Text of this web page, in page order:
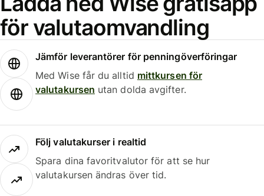
för valutaomvandling
Jämför leverantörer för penningöverföringar
Med Wise får du alltid mittkursen för
valutakursen utan dolda avgifter.
Följ valutakurser i realtid
Spara dina favoritvalutor för att se hur
valutakursen ändras över tid.